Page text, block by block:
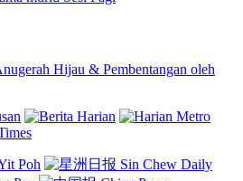
Hijau & Pembentangan oleh